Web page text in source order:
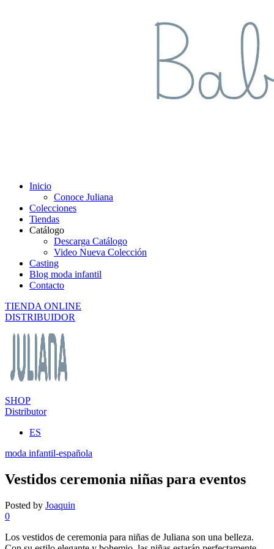
Inicio
Conoce Juliana
Colecciones
Tiendas
Catálogo
Descarga Catálogo
Video Nueva Colección
Casting
Blog moda infantil
Contacto
TIENDA ONLINE
DISTRIBUIDOR
SHOP
Distributor
ES
moda infantil-española
Vestidos ceremonia niñas para eventos
Posted by Joaquin
0
Los vestidos de ceremonia para niñas de Juliana son una belleza.